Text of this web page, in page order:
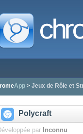
App> Jeux de Rôle et
Polycraft
par Inconnu